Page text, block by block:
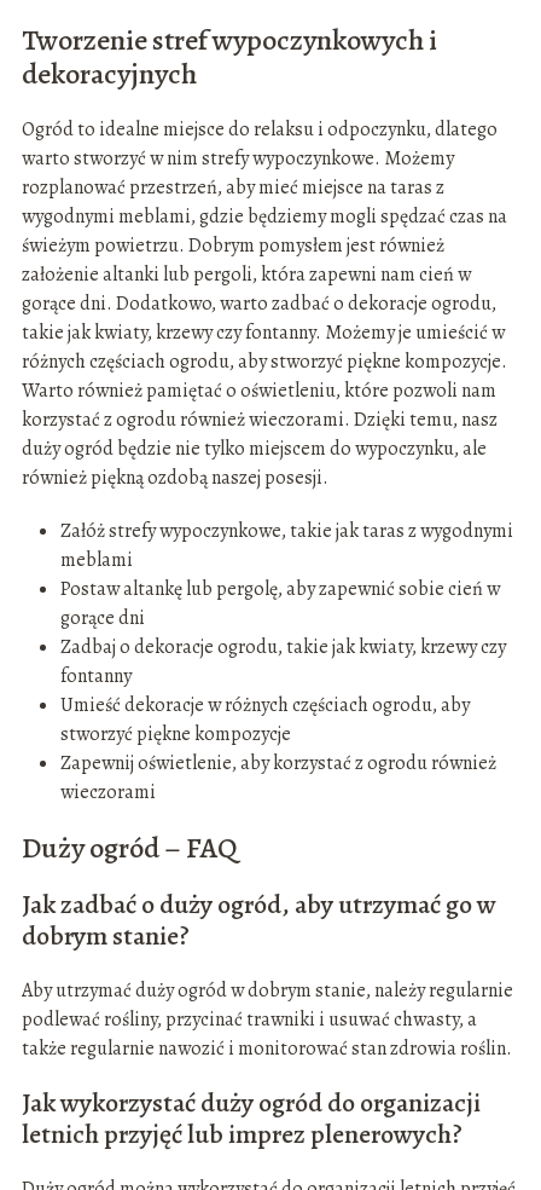
Tworzenie stref wypoczynkowych i
dekoracyjnych
Ogród to idealne miejsce do relaksu i odpoczynku, dlatego
warto stworzyć w nim strefy wypoczynkowe. Możemy
rozplanować przestrzeń, aby mieć miejsce na taras z
wygodnymi meblami, gdzie będziemy mogli spędzać czas na
świeżym powietrzu. Dobrym pomysłem jest również
założenie altanki lub pergoli, która zapewni nam cień w
gorące dni. Dodatkowo, warto zadbać o dekoracje ogrodu,
takie jak kwiaty, krzewy czy fontanny. Możemy je umieścić w
różnych częściach ogrodu, aby stworzyć piękne kompozycje.
Warto również pamiętać o oświetleniu, które pozwoli nam
korzystać z ogrodu również wieczorami. Dzięki temu, nasz
duży ogród będzie nie tylko miejscem do wypoczynku, ale
również piękną ozdobą naszej posesji.
Załóż strefy wypoczynkowe, takie jak taras z wygodnymi
meblami
Postaw altankę lub pergolę, aby zapewnić sobie cień w
gorące dni
Zadbaj o dekoracje ogrodu, takie jak kwiaty, krzewy czy
fontanny
Umieść dekoracje w różnych częściach ogrodu, aby
stworzyć piękne kompozycje
Zapewnij oświetlenie, aby korzystać z ogrodu również
wieczorami
Duży ogród – FAQ
Jak zadbać o duży ogród, aby utrzymać go w
dobrym stanie?
Aby utrzymać duży ogród w dobrym stanie, należy regularnie
podlewać rośliny, przycinać trawniki i usuwać chwasty, a
także regularnie nawozić i monitorować stan zdrowia roślin.
Jak wykorzystać duży ogród do organizacji
letnich przyjęć lub imprez plenerowych?